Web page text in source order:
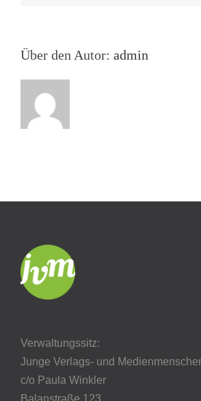
Über den Autor: admin
Verwaltungssitz:
Junge Verlags- und
c/o Paula Winkler
Balanstraße 123